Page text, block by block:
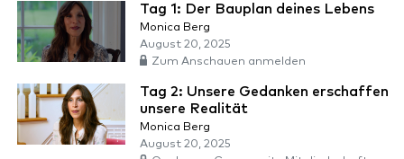
Tag 1: Der Bauplan deines Lebens
Monica Berg
August 20, 2025
Zum Anschauen anmelden
Tag 2: Unsere Gedanken erschaffen
unsere Realität
Monica Berg
August 20, 2025